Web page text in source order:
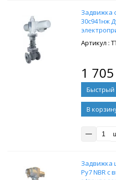
Задвижка
30с941нж
380В
:
1
В
Задвижка
Ру7 NBR